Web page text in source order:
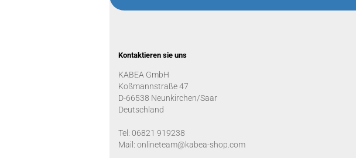
Kontaktieren sie uns
KABEA GmbH
Koßmannstraße 47
D-66538 Neunkirchen/Saar
Deutschland
Tel: 06821 919238
Mail: onlineteam@kabea-shop.com